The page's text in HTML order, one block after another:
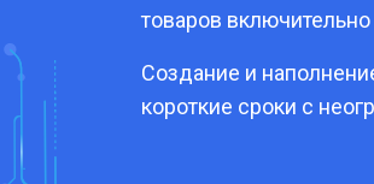
товаров
Создание и
короткие сроки с